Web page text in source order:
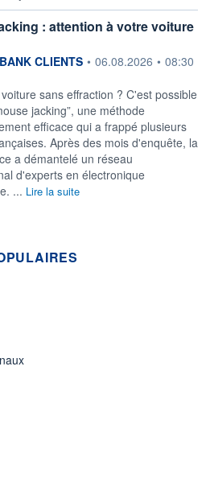
: attention à votre voiture
fournie par
CLIENTS • 06.08.2026 • 08:30
sans effraction ? C'est possible
jacking”, une méthode
efficace qui a frappé plusieurs
Après des mois d'enquête, la
a démantelé un réseau
d'experts en électronique
... Lire la suite